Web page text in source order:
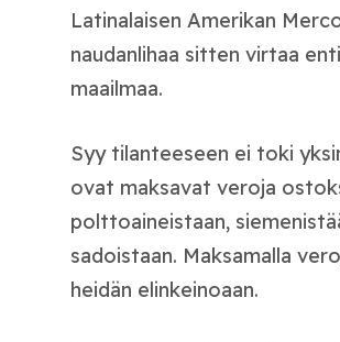
Latinalaisen Amerikan
naudanlihaa sitten virtaa
maailmaa.
Syy tilanteeseen ei toki
ovat maksavat veroja
polttoaineistaan,
sadoistaan. Maksamalla
heidän elinkeinoaan.